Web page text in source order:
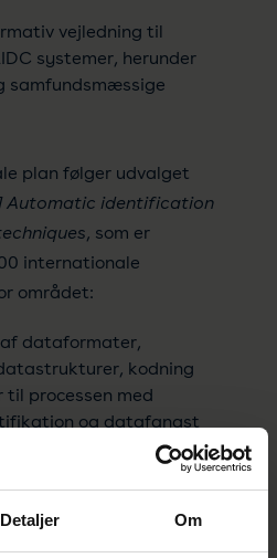
Detaljer Om
vejledning til
systemer, herunder
samfundsmæssige
plan følger udvalget
Automatic identification
, som er
internationale
området:
dataformater,
kodning
processen med
og datafangst
interne applikationer,
samt i